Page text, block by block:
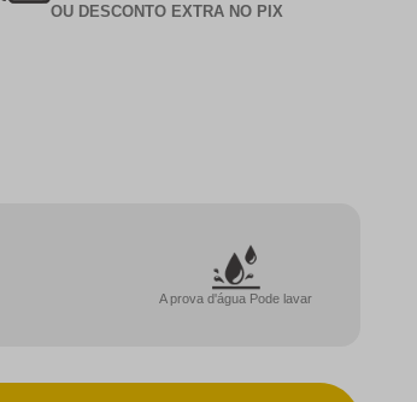
OU DESCONTO EXTRA NO PIX
A prova d'água Pode lavar